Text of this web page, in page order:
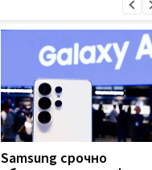
Samsung срочно